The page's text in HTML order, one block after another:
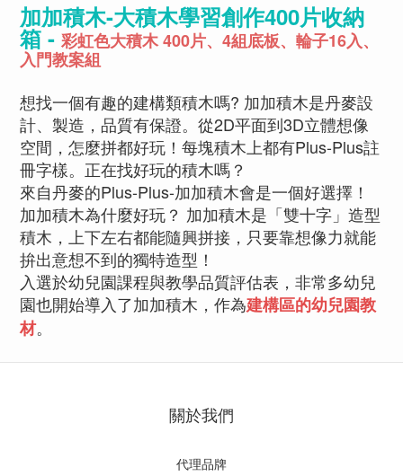
加加積木-大積木學習創作400片收納
箱 - 彩虹色大積木 400片、4組底板、輪子16入、
入門教案組
想找一個有趣的建構類積木嗎? 加加積木是丹麥設
計、製造，品質有保證。從2D平面到3D立體想像
空間，怎麼拼都好玩！每塊積木上都有Plus-Plus註
冊字樣。正在找好玩的積木嗎？
來自丹麥的Plus-Plus-加加積木會是一個好選擇！
加加積木為什麼好玩？ 加加積木是「雙十字」造型
積木，上下左右都能隨興拼接，只要靠想像力就能
拚出意想不到的獨特造型！
入選於幼兒園課程與教學品質評估表，非常多幼兒
園也開始導入了加加積木，作為建構區的幼兒園教
材。
關於我們
代理品牌